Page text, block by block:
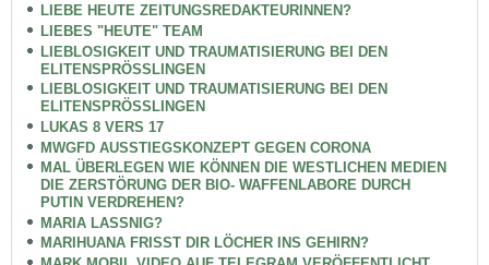
LIEBE HEUTE ZEITUNGSREDAKTEURINNEN?
LIEBES "HEUTE" TEAM
LIEBLOSIGKEIT UND TRAUMATISIERUNG BEI DEN
ELITENSPRÖSSLINGEN
LIEBLOSIGKEIT UND TRAUMATISIERUNG BEI DEN
ELITENSPRÖSSLINGEN
LUKAS 8 VERS 17
MWGFD AUSSTIEGSKONZEPT GEGEN CORONA
MAL ÜBERLEGEN WIE KÖNNEN DIE WESTLICHEN MEDIEN
DIE ZERSTÖRUNG DER BIO- WAFFENLABORE DURCH
PUTIN VERDREHEN?
MARIA LASSNIG?
MARIHUANA FRISST DIR LÖCHER INS GEHIRN?